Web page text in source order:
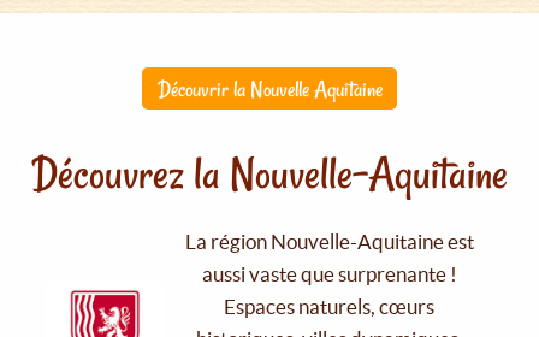
Découvrir la Nouvelle Aquitaine
Découvrez la Nouvelle-Aquitaine
La région Nouvelle-Aquitaine est
aussi vaste que surprenante !
Espaces naturels, cœurs